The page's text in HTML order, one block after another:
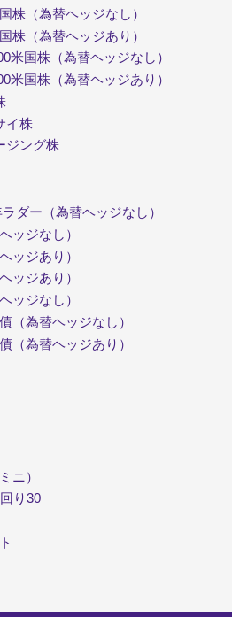
株（為替ヘッジなし）
株（為替ヘッジあり）
米国株（為替ヘッジなし）
米国株（為替ヘッジあり）
イ株
ジング株
ダー（為替ヘッジなし）
ッジなし）
ッジあり）
ッジあり）
ッジなし）
（為替ヘッジなし）
（為替ヘッジあり）
ニ）
り30